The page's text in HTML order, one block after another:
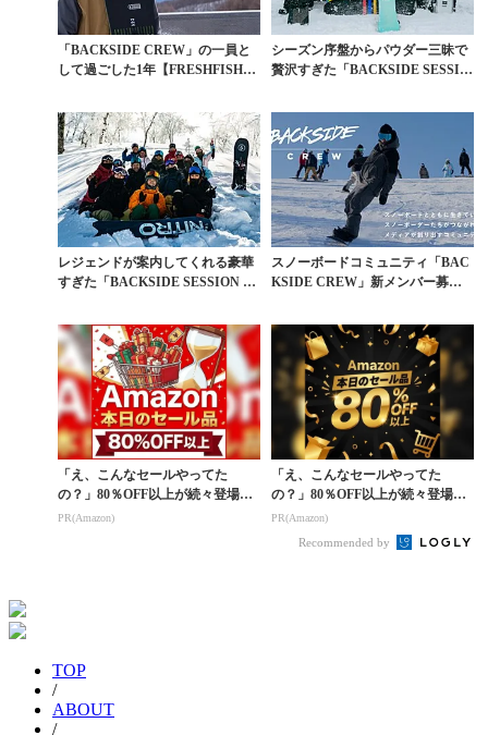
「BACKSIDE CREW」の一員と
して過ごした1年【FRESHFISHイ
シーズン序盤からパウダー三昧で
贅沢すぎた「BACKSIDE SESSIO
レジェンドが案内してくれる豪華
すぎた「BACKSIDE SESSION #
スノーボードコミュニティ「BAC
KSIDE CREW」新メンバー募集
「え、こんなセールやってた
の？」80％OFF以上が続々登場！
Amazonの本気が...
PR(Amazon)
「え、こんなセールやってた
の？」80％OFF以上が続々登場！
Amazonの本気が...
PR(Amazon)
Recommended by
TOP
/
ABOUT
/